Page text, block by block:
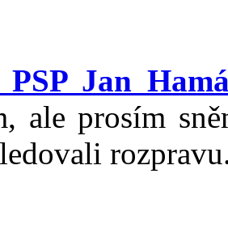
PSP Jan
ale prosím